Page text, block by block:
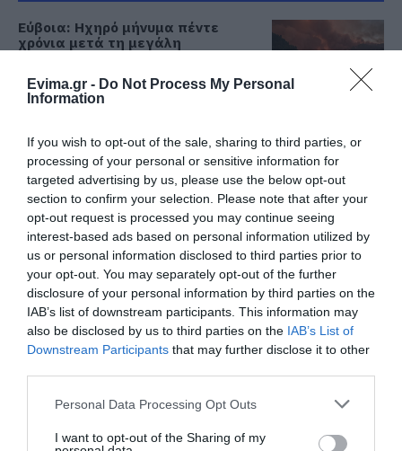
Evima.gr - Do Not Process My Personal
Information
If you wish to opt-out of the sale, sharing to third parties, or
processing of your personal or sensitive information for
targeted advertising by us, please use the below opt-out
section to confirm your selection. Please note that after your
opt-out request is processed you may continue seeing
interest-based ads based on personal information utilized by
us or personal information disclosed to third parties prior to
your opt-out. You may separately opt-out of the further
disclosure of your personal information by third parties on the
IAB’s list of downstream participants. This information may
also be disclosed by us to third parties on the IAB’s List of
Downstream Participants that may further disclose it to other
Please note that this website/app uses one or more Google
not limited to your visit or usage behaviour. You may click to
Personal Data Processing Opt Outs
I want to opt-out of the Sharing of my
Εύβοια: Ηχηρό μήνυμα πέντε
χρόνια μετά τη μεγάλη
07.08.2026 | 22:00
07.08.2026 | 21:40
Εύβοια: Γυναίκα έπεσε θύμα
διαδικτυακής απάτης – Πλήρωσε
για τρακτέρ που δεν παρέλαβε
07.08.2026 | 21:20
Τραγωδία στην Εύβοια: Άνδρας
ανασύρθηκε χωρίς τις αισθήσεις
του από τη θάλασσα
Ανακοινώθηκαν νέες προσλήψεις
07.08.2026 | 20:40